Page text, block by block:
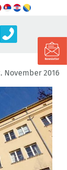
November 2016